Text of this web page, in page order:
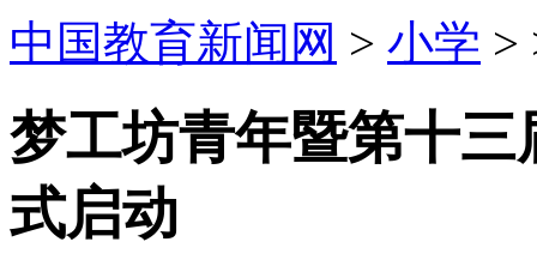
中国教育新闻网 > 小学 >
梦工坊青年暨第十
式启动